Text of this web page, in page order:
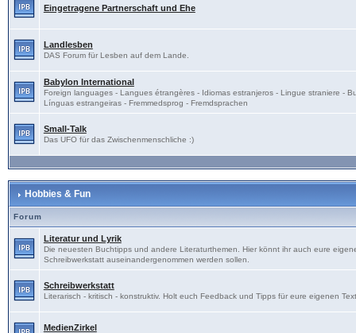
Eingetragene Partnerschaft und Ehe
Landlesben
DAS Forum für Lesben auf dem Lande.
Babylon International
Foreign languages - Langues étrangères - Idiomas estranjeros - Lingue straniere -
Línguas estrangeiras - Fremmedsprog - Fremdsprachen
Small-Talk
Das UFO für das Zwischenmenschliche :)
Hobbies & Fun
Forum
Literatur und Lyrik
Die neuesten Buchtipps und andere Literaturthemen. Hier könnt ihr auch eure
Schreibwerkstatt auseinandergenommen werden sollen.
Schreibwerkstatt
Literarisch - kritisch - konstruktiv. Holt euch Feedback und Tipps für eure eigenen
MedienZirkel